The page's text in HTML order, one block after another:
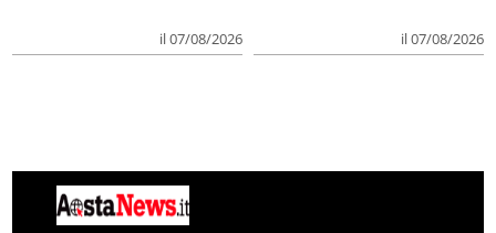
il 07/08/2026 il 07/08/2026